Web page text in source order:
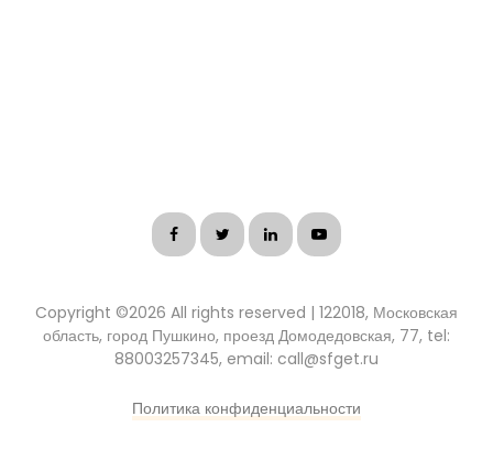
Copyright ©2026 All rights reserved | 122018, Московская
область, город Пушкино, проезд Домодедовская, 77, tel:
88003257345, email: call@sfget.ru
Политика конфиденциальности